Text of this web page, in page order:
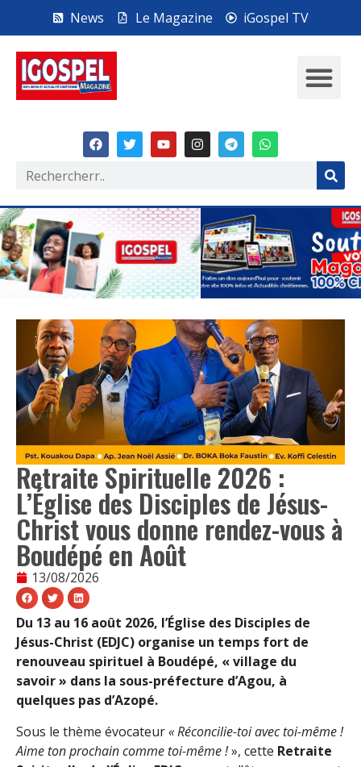
News Le Magazine iGospel TV
Retraite Spirituelle 2026 :
L’Église des Disciples de Jésus-
Christ vous donne rendez-vous à
Boudépé en Août
13/08/2026
Du 13 au 16 août 2026, l’Église des Disciples de
Jésus-Christ (EDJC) organise un temps fort de
renouveau spirituel à Boudépé, « village du
savoir » dans la sous-préfecture d’Agou, à
quelques pas d’Azopé.
Sous le thème évocateur« Réconcilie-toi avec toi-même !
Aime ton prochain comme toi-même !», cette Retraite